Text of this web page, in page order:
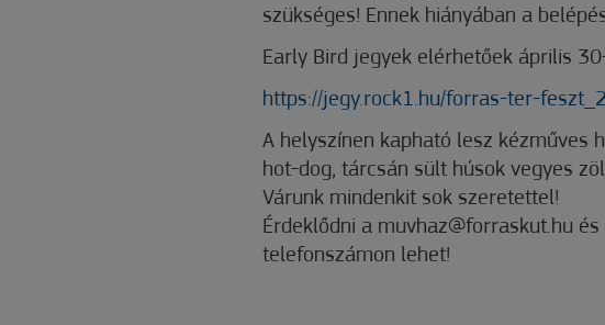
szükséges! Ennek hiányában a
Early Bird jegyek elérhetőek április
https://jegy.rock1.hu/forras-ter-
A helyszínen kapható lesz kézműves
hot-dog, tárcsán sült húsok vegyes
Várunk mindenkit sok szeretettel!
Érdeklődni a muvhaz@forraskut.hu
telefonszámon lehet!